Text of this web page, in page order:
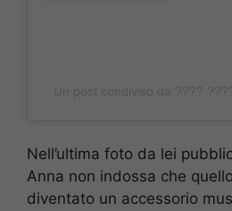
Nell’ultima foto da lei
Anna non indossa che
diventato un accessorio